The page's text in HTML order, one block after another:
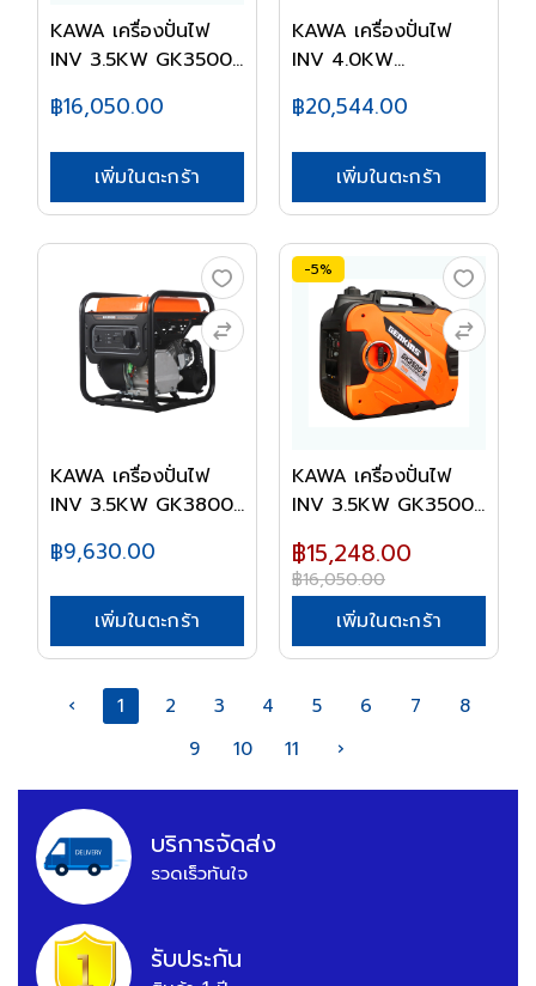
KAWA เครื่องปั่นไฟ
INV 3.5KW GK3500...
฿16,050.00
เพิ่มในตะกร้า
KAWA เครื่องปั่นไฟ
INV 4.0KW
฿20,544.00
เพิ่มในตะกร้า
KAWA เครื่องปั่นไฟ
INV 3.5KW GK3800...
฿9,630.00
เพิ่มในตะกร้า
-5%
KAWA เครื่องปั่นไฟ
INV 3.5KW GK3500...
฿15,248.00
฿16,050.00
เพิ่มในตะกร้า
‹ 1 2 3 4 5 6 7
8
9
10 11 ›
บริการจัดส่ง
รวดเร็วทันใจ
รับประกัน